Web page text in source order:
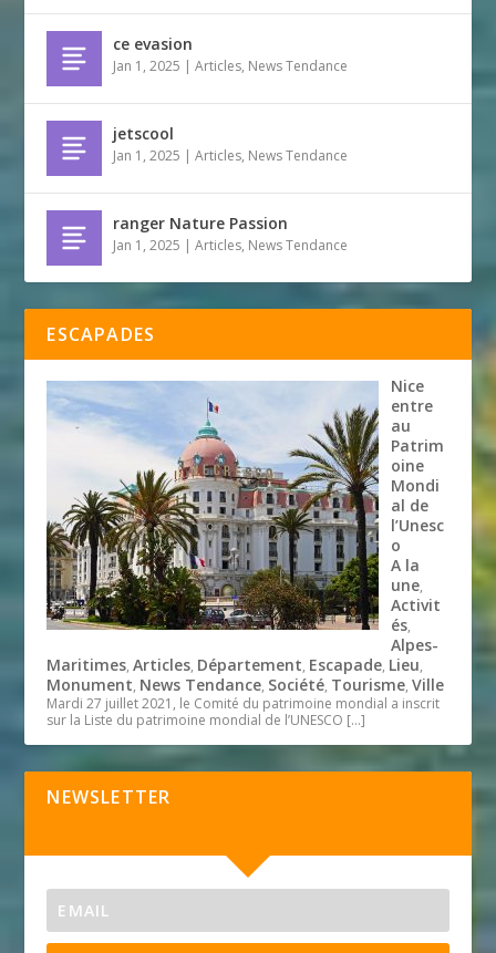
ce evasion
Jan 1, 2025 |Articles, News Tendance
jetscool
Jan 1, 2025 |Articles, News Tendance
ranger Nature Passion
Jan 1, 2025 |Articles, News Tendance
ESCAPADES
Nice
entre
au
Patrim
oine
Mondi
al de
l’Unesc
o
A la
une,
Activit
és,
Alpes-
Maritimes,Articles, Département, Escapade, Lieu,
Monument, News Tendance, Société, Tourisme,Ville
Mardi 27 juillet 2021, le Comité du patrimoine mondial a inscrit
sur la Liste du patrimoine mondial de l’UNESCO […]
NEWSLETTER